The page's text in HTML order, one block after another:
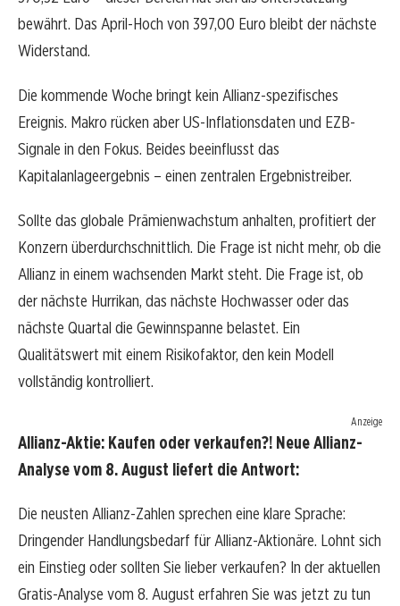
bewährt. Das April-Hoch von 397,00 Euro bleibt der nächste
Widerstand.
Die kommende Woche bringt kein Allianz-spezifisches
Ereignis. Makro rücken aber US-Inflationsdaten und EZB-
Signale in den Fokus. Beides beeinflusst das
Kapitalanlageergebnis – einen zentralen Ergebnistreiber.
Sollte das globale Prämienwachstum anhalten, profitiert der
Konzern überdurchschnittlich. Die Frage ist nicht mehr, ob die
Allianz in einem wachsenden Markt steht. Die Frage ist, ob
der nächste Hurrikan, das nächste Hochwasser oder das
nächste Quartal die Gewinnspanne belastet. Ein
Qualitätswert mit einem Risikofaktor, den kein Modell
vollständig kontrolliert.
Anzeige
Allianz-Aktie: Kaufen oder verkaufen?! Neue Allianz-
Analyse vom 8. August liefert die Antwort:
Die neusten Allianz-Zahlen sprechen eine klare Sprache:
Dringender Handlungsbedarf für Allianz-Aktionäre. Lohnt sich
ein Einstieg oder sollten Sie lieber verkaufen? In der aktuellen
Gratis-Analyse vom 8. August erfahren Sie was jetzt zu tun